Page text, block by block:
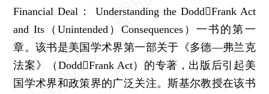
Financial Deal： Understanding the DoddFrank Act
and Its（Unintended）Consequences）一书的第一
章。该书是美国学术界第一部关于《多德—弗兰克
法案》（DoddFrank Act）的专著，出版后引起美
国学术界和政策界的广泛关注。斯基尔教授在该书